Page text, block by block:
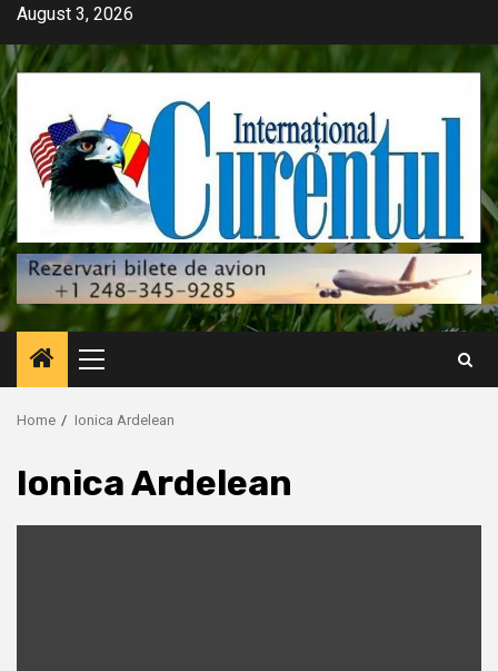
Skip
content
August 3, 2026
Primary
Menu
Home Ionica Ardelean
Ionica Ardelean